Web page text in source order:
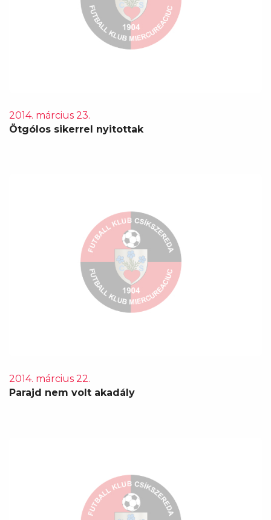
2014. március 23.
Ötgólos sikerrel nyitottak
2014. március 22.
Parajd nem volt akadály